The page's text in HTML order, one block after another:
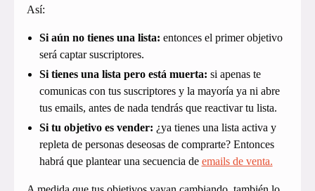
Así:
Si aún no tienes una lista: entonces el primer objetivo
será captar suscriptores.
Si tienes una lista pero está muerta: si apenas te
comunicas con tus suscriptores y la mayoría ya ni abre
tus emails, antes de nada tendrás que reactivar tu lista.
Si tu objetivo es vender: ¿ya tienes una lista activa y
repleta de personas deseosas de comprarte? Entonces
habrá que plantear una secuencia de emails de venta.